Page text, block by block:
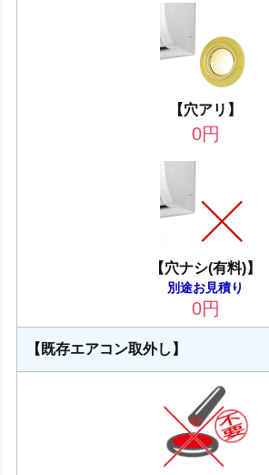
【穴アリ】
0円
【穴ナシ(有料)】
別途お見積り
0円
【既存エアコン取外し】